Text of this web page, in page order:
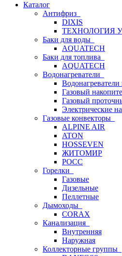
Каталог
Антифриз
DIXIS
ТЕХНОЛОГИЯ
Баки для воды
AQUATECH
Баки для топлива
AQUATECH
Водонагреватели
Водонагреватели
Газовый
Газовый
Электрические
Газовые конвекторы
ALPINE AIR
ATON
HOSSEVEN
ЖИТОМИР
РОСС
Горелки
Газовые
Дизельные
Пеллетные
Дымоходы
CORAX
Канализация
Внутренняя
Наружная
Коллекторные группы